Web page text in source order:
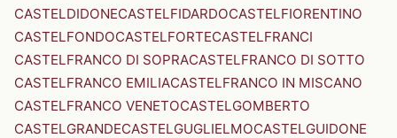
CASTELDIDONECASTELFIDARDOCASTELFIORENTINO
CASTELFONDOCASTELFORTECASTELFRANCI
CASTELFRANCO DI SOPRACASTELFRANCO DI SOTTO
CASTELFRANCO EMILIACASTELFRANCO IN MISCANO
CASTELFRANCO VENETOCASTELGOMBERTO
CASTELGRANDECASTELGUGLIELMOCASTELGUIDONE